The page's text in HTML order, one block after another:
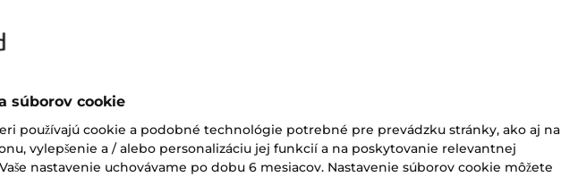
Olej Kokosový Olej Nuxe Olej
Orchid Green Plum Eros Flame
súborov cookie
používajú cookie a podobné technológie potrebné pre prevádzku stránky, ako aj na
vylepšenie a / alebo personalizáciu jej funkcií a na poskytovanie relevantnej
nastavenie uchovávame po dobu 6 mesiacov. Nastavenie súborov cookie môžete